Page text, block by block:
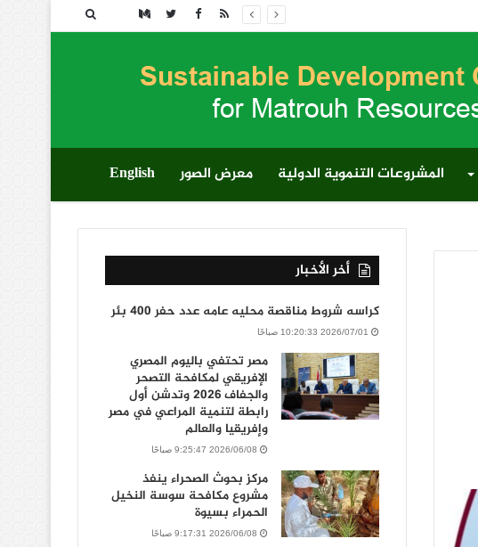
المشروعات التنموية الدولية معرض الصور English
أخر الأخبار
كراسه شروط مناقصة محليه عامه عدد حفر 400 بئر
2026/07/01 10:20:33 صباحًا
مصر تحتفي باليوم المصري
الإفريقي لمكافحة التصحر
والجفاف 2026 وتدشن أول
رابطة لتنمية المراعي في مصر
وإفريقيا والعالم
2026/06/08 9:25:47 صباحًا
مركز بحوث الصحراء ينفذ
مشروع مكافحة سوسة النخيل
الحمراء بسيوة
2026/06/08 9:17:31 صباحًا